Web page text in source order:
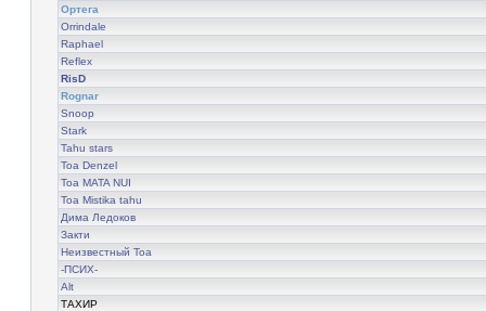
Ортега
Orrindale
Raphael
Reflex
RisD
Rognar
Snoop
Stark
Tahu stars
Toa Denzel
Toa MATA NUI
Toa Mistika tahu
Дима Ледоков
Закти
Неизвестный Тоа
-ПСИХ-
Alt
ТАХИР